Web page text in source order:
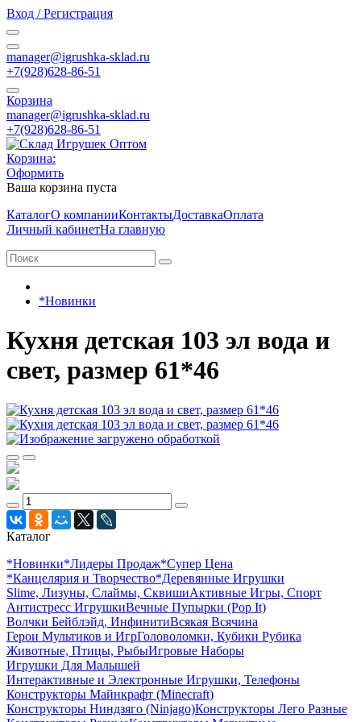
Вход / Регистрация
manager@igrushka-sklad.ru
+7(928)628-86-51
Корзина
manager@igrushka-sklad.ru
+7(928)628-86-51
Корзина:
Оформить
Ваша корзина пуста
КаталогО компанииКонтактыДоставкаОплата
Личный кабинетНа главную
*Новинки
Кухня детская 103 эл вода и
свет, размер 61*46
Каталог
*Новинки*Лидеры Продаж*Супер Цена
*Канцелярия и Творчество*Деревянные Игрушки
Slime, Лизуны, Слаймы, СквишиАктивные Игры, Спорт
Антистресс ИгрушкиВечные Пупырки (Pop It)
Волчки Бейблэйд, ИнфинитиВсякая Всячина
Герои Мультиков и ИгрГоловоломки, Кубики Рубика
Животные, Птицы, РыбыИгровые Наборы
Игрушки Для Малышей
Интерактивные и Электронные Игрушки, Телефоны
Конструкторы Майнкрафт (Minecraft)
Конструкторы Ниндзяго (Ninjago)Конструкторы Лего Разные